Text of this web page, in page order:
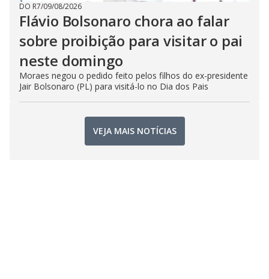
DO R7/09/08/2026
Flávio Bolsonaro chora ao falar
sobre proibição para visitar o pai
neste domingo
Moraes negou o pedido feito pelos filhos do ex-presidente
Jair Bolsonaro (PL) para visitá-lo no Dia dos Pais
VEJA MAIS NOTÍCIAS